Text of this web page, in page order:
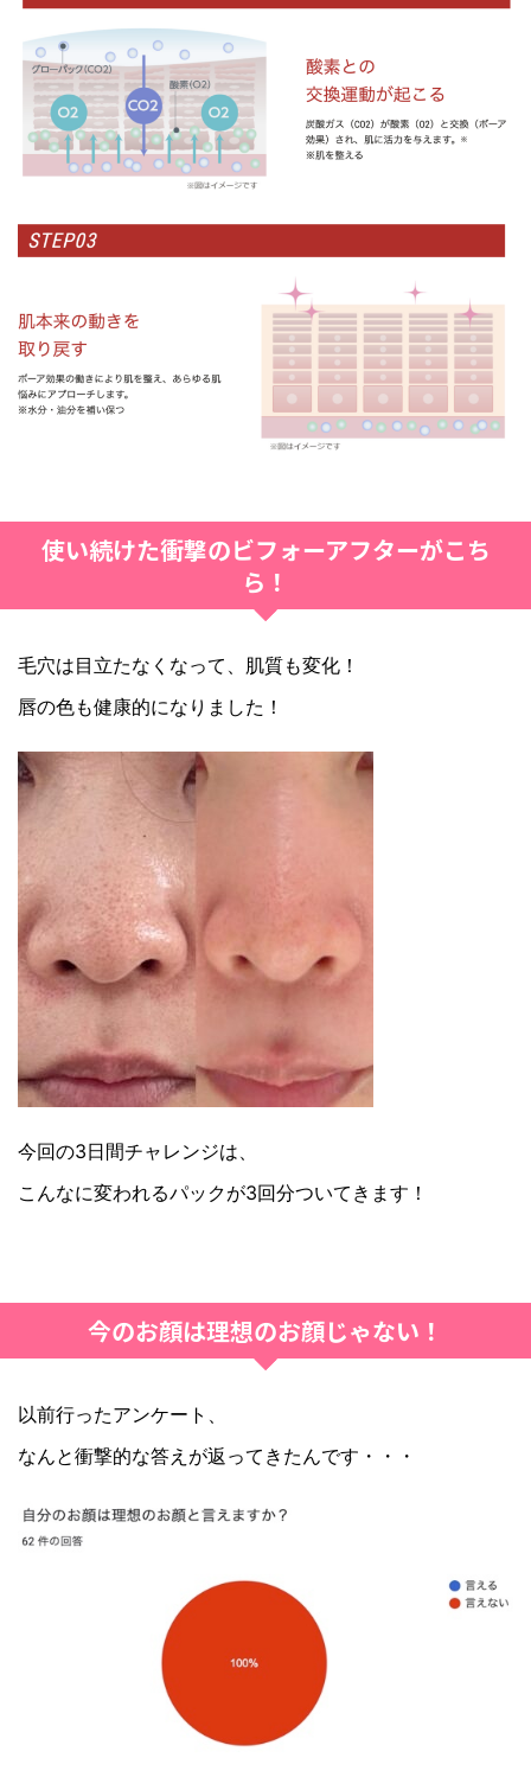
使い続けた衝撃のビフォーアフターがこち
ら！
毛穴は目立たなくなって、肌質も変化！
唇の色も健康的になりました！
今回の3日間チャレンジは、
こんなに変われるパックが3回分ついてきます！
今のお顔は理想のお顔じゃない！
以前行ったアンケート、
なんと衝撃的な答えが返ってきたんです・・・